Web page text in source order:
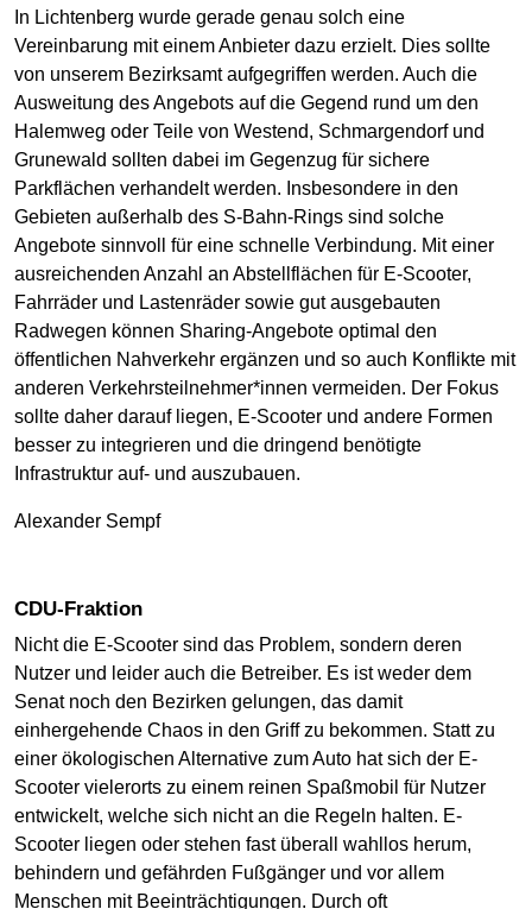
In Lichtenberg wurde gerade genau solch eine
Vereinbarung mit einem Anbieter dazu erzielt. Dies sollte
von unserem Bezirksamt aufgegriffen werden. Auch die
Ausweitung des Angebots auf die Gegend rund um den
Halemweg oder Teile von Westend, Schmargendorf und
Grunewald sollten dabei im Gegenzug für sichere
Parkflächen verhandelt werden. Insbesondere in den
Gebieten außerhalb des S-Bahn-Rings sind solche
Angebote sinnvoll für eine schnelle Verbindung. Mit einer
ausreichenden Anzahl an Abstellflächen für E-Scooter,
Fahrräder und Lastenräder sowie gut ausgebauten
Radwegen können Sharing-Angebote optimal den
öffentlichen Nahverkehr ergänzen und so auch Konflikte mit
anderen Verkehrsteilnehmer*innen vermeiden. Der Fokus
sollte daher darauf liegen, E-Scooter und andere Formen
besser zu integrieren und die dringend benötigte
Infrastruktur auf- und auszubauen.
Alexander Sempf
CDU-Fraktion
Nicht die E-Scooter sind das Problem, sondern deren
Nutzer und leider auch die Betreiber. Es ist weder dem
Senat noch den Bezirken gelungen, das damit
einhergehende Chaos in den Griff zu bekommen. Statt zu
einer ökologischen Alternative zum Auto hat sich der E-
Scooter vielerorts zu einem reinen Spaßmobil für Nutzer
entwickelt, welche sich nicht an die Regeln halten. E-
Scooter liegen oder stehen fast überall wahllos herum,
behindern und gefährden Fußgänger und vor allem
Menschen mit Beeinträchtigungen. Durch oft